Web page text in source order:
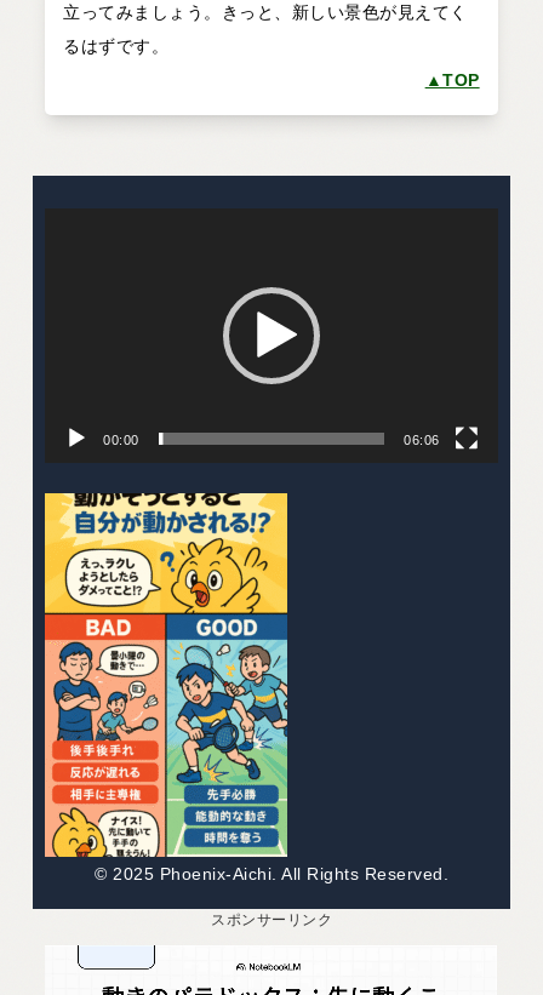
立ってみましょう。きっと、新しい景色が見えてく
るはずです。
▲TOP
レ
ー
ヤ
ー
00:00 06:06
© 2025 Phoenix-Aichi. All Rights Reserved.
スポンサーリンク